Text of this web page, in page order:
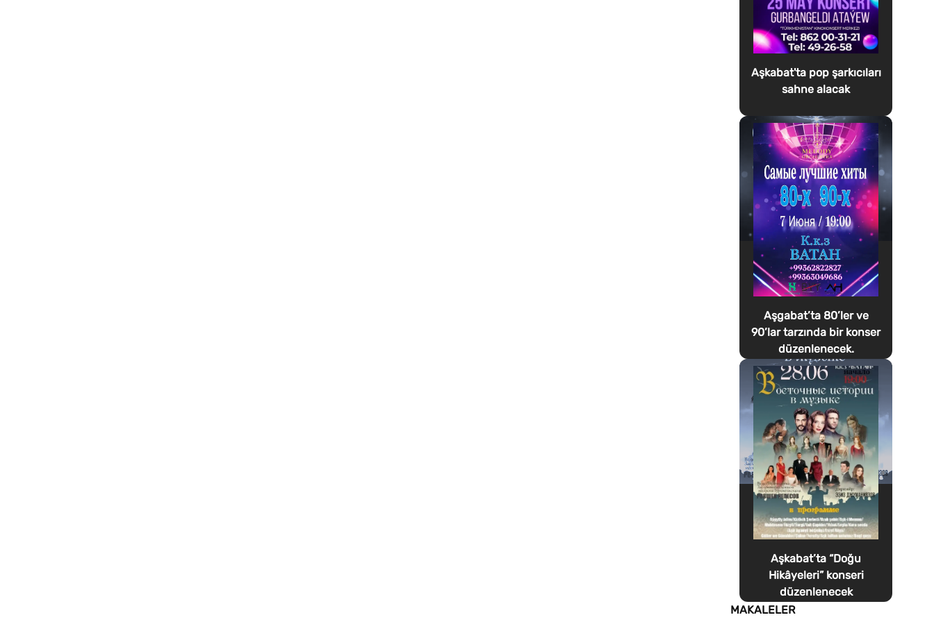
Aşkabat'ta pop şarkıcıları
sahne alacak
Aşgabat’ta 80’ler ve
90’lar tarzında bir konser
düzenlenecek.
Aşkabat’ta “Doğu
Hikâyeleri” konseri
düzenlenecek
MAKALELER